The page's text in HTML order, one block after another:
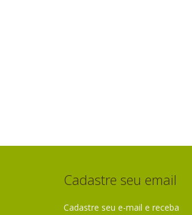
Cadastre seu email
Cadastre seu e-mail e receba